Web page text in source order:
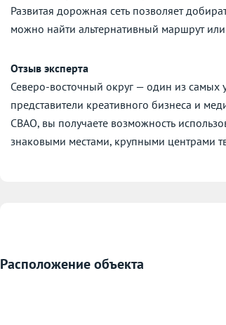
Развитая дорожная сеть позволяет
можно найти альтернативный маршрут
Отзыв эксперта
Северо-восточный округ — один из
представители креативного бизнеса и
СВАО, вы получаете возможность
знаковыми местами, крупными центрами
Расположение объекта